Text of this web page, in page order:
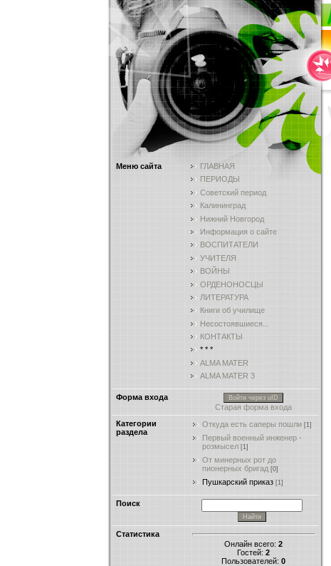
Меню сайта
ГЛАВНАЯ
ПЕРИОДЫ
Советский период
Калининград
Нижний Новгород
Информация о сайте
ВОСПИТАТЕЛИ
УЧИТЕЛЯ
ВОЙНЫ
ОРДЕНОНОСЦЫ
ЛИТЕРАТУРА
Книги об училище
Несостоявшиеся...
КОНТАКТЫ
* * *
ALMA MATER
ALMA MATER 3
Форма входа Войти через uID
Старая форма входа
Категории
раздела
Откуда есть саперы пошли [1]
Первый военный инженер -
розмысел [1]
От минерных рот до
пионерных бригад [0]
Пушкарский приказ [1]
Поиск
Статистика
Онлайн всего: 2
Гостей: 2
Пользователей: 0